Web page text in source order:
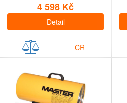
4 598 Kč
Detail
ČR